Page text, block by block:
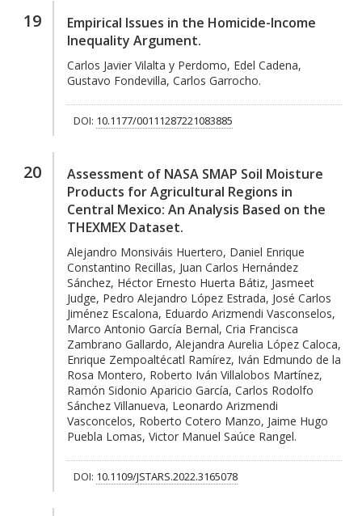
19
Empirical Issues in the Homicide-Income
Inequality Argument.
Carlos Javier Vilalta y Perdomo, Edel Cadena,
Gustavo Fondevilla, Carlos Garrocho.
DOI: 10.1177/00111287221083885
20
Assessment of NASA SMAP Soil Moisture
Products for Agricultural Regions in
Central Mexico: An Analysis Based on the
THEXMEX Dataset.
Alejandro Monsiváis Huertero, Daniel Enrique
Constantino Recillas, Juan Carlos Hernández
Sánchez, Héctor Ernesto Huerta Bátiz, Jasmeet
Judge, Pedro Alejandro López Estrada, José Carlos
Jiménez Escalona, Eduardo Arizmendi Vasconselos,
Marco Antonio García Bernal, Cria Francisca
Zambrano Gallardo, Alejandra Aurelia López Caloca,
Enrique Zempoaltécatl Ramírez, Iván Edmundo de la
Rosa Montero, Roberto Iván Villalobos Martínez,
Ramón Sidonio Aparicio García, Carlos Rodolfo
Sánchez Villanueva, Leonardo Arizmendi
Vasconcelos, Roberto Cotero Manzo, Jaime Hugo
Puebla Lomas, Victor Manuel Saúce Rangel.
DOI: 10.1109/JSTARS.2022.3165078